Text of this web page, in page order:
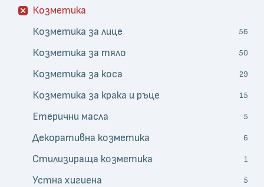
Козметика
Козметика за лице
56
Козметика за тяло 50
Козметика за коса 29
Козметика за крака и ръце 15
Етерични масла 5
Декоративна козметика 6
Стилизираща козметика 1
Устна хигиена 5